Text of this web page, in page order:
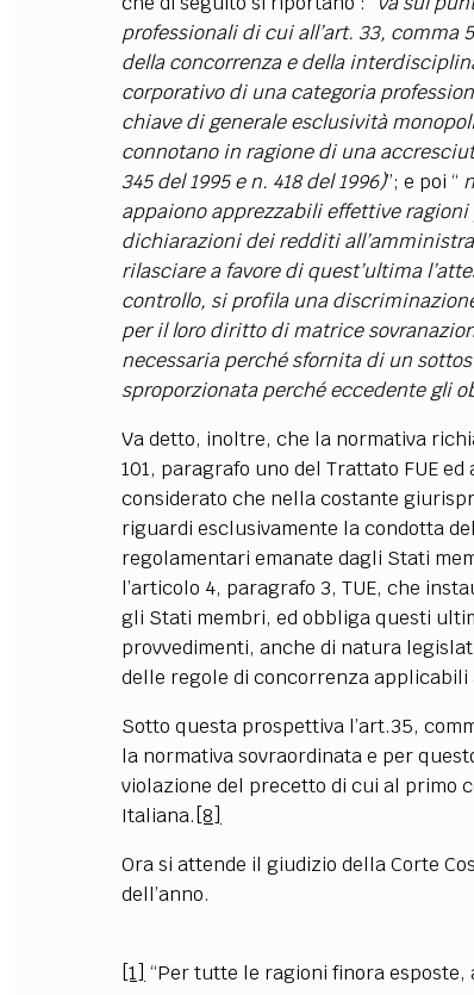
professionali di cui all’art. 33, comma
della concorrenza e della
corporativo di una categoria
chiave di generale esclusività
connotano in ragione di una
345 del 1995 e n. 418 del 1996)”; e poi “
appaiono apprezzabili effettive
dichiarazioni dei redditi
rilasciare a favore di quest’ultima
controllo, si profila una
per il loro diritto di matrice
necessaria perché sfornita di un
sproporzionata perché eccedente gli
Va detto, inoltre, che la normativa
101, paragrafo uno del Trattato FUE
considerato che nella costante
riguardi esclusivamente la condotta
regolamentari emanate dagli Stati
l’articolo 4, paragrafo 3, TUE, che
gli Stati membri, ed obbliga questi
provvedimenti, anche di natura
delle regole di concorrenza applicabili
Sotto questa prospettiva l’art.35,
la normativa sovraordinata e per
violazione del precetto di cui al primo
Italiana. [8]
Ora si attende il giudizio della Corte
dell’anno.
[1] “Per tutte le ragioni finora esposte,